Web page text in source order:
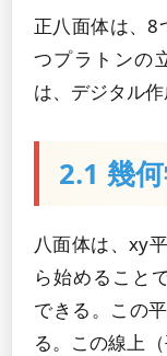
正八面体は、8
つプラトンの
は、デジタル
2.1 幾
八面体は、xy
ら始めること
できる。この
る。この線上